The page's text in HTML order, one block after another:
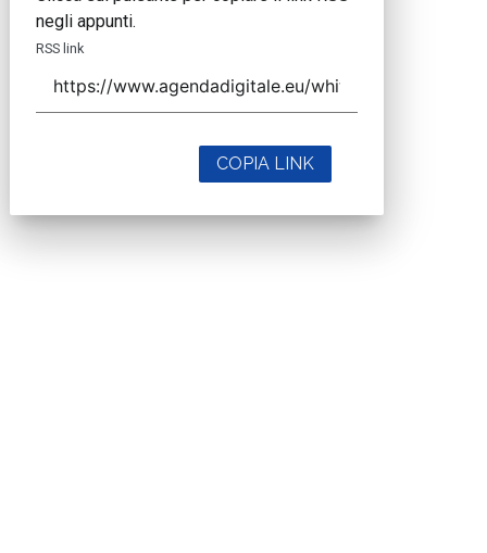
negli appunti.
RSS link
COPIA LINK